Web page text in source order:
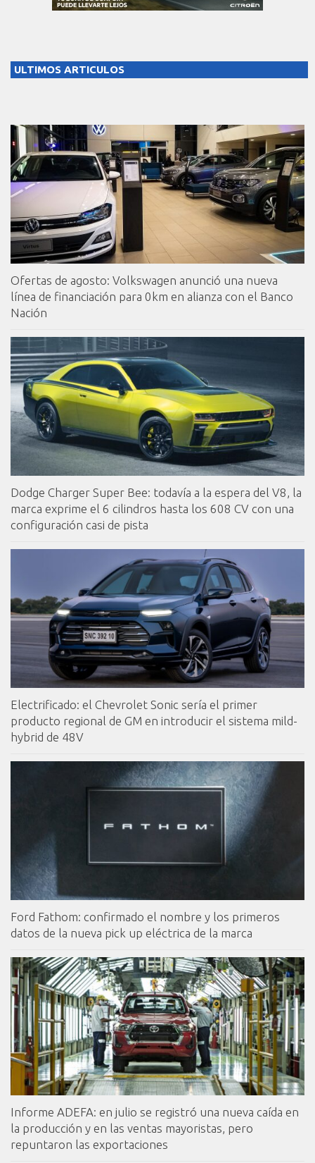
ULTIMOS ARTICULOS
Ofertas de agosto: Volkswagen anunció una nueva
línea de financiación para 0km en alianza con el Banco
Nación
Dodge Charger Super Bee: todavía a la espera del V8, la
marca exprime el 6 cilindros hasta los 608 CV con una
configuración casi de pista
Electrificado: el Chevrolet Sonic sería el primer
producto regional de GM en introducir el sistema mild-
hybrid de 48V
Ford Fathom: confirmado el nombre y los primeros
datos de la nueva pick up eléctrica de la marca
Informe ADEFA: en julio se registró una nueva caída en
la producción y en las ventas mayoristas, pero
repuntaron las exportaciones